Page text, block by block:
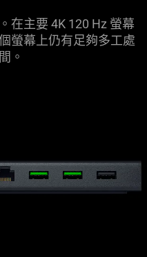
在主要 4K 120 Hz 螢幕
螢幕上仍有足夠多工處
。